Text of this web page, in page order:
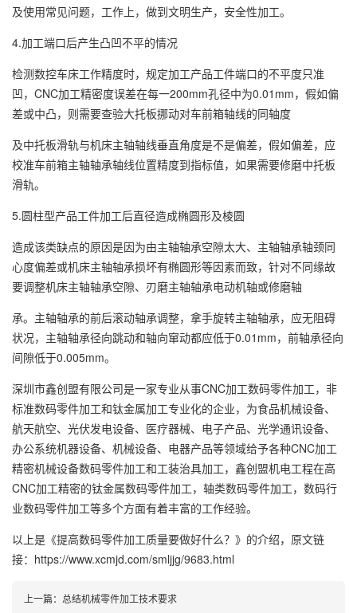
及使用常见问题，工作上，做到文明生产，安全性加工。
4.加工端口后产生凸凹不平的情况
检测数控车床工作精度时，规定加工产品工件端口的不平度只准
凹，CNC加工精密度误差在每一200mm孔径中为0.01mm，假如偏
差或中凸，则需要查验大托板挪动对车前箱轴线的同轴度
及中托板滑轨与机床主轴轴线垂直角度是不是偏差，假如偏差，应
校准车前箱主轴轴承轴线位置精度到指标值，如果需要修磨中托板
滑轨。
5.圆柱型产品工件加工后直径造成椭圆形及棱圆
造成该类缺点的原因是因为由主轴轴承空隙太大、主轴轴承轴颈同
心度偏差或机床主轴轴承损坏有椭圆形等因素而致，针对不同缘故
要调整机床主轴轴承空隙、刃磨主轴轴承电动机轴或修磨轴
承。主轴轴承的前后滚动轴承调整，拿手旋转主轴轴承，应无阻碍
状况，主轴轴承径向跳动和轴向窜动都应低于0.01mm，前轴承径向
间隙低于0.005mm。
深圳市鑫创盟有限公司是一家专业从事CNC加工数码零件加工，非
标准数码零件加工和钛金属加工专业化的企业，为食品机械设备、
航天航空、光伏发电设备、医疗器械、电子产品、光学通讯设备、
办公系统机器设备、机械设备、电器产品等领域给予各种CNC加工
精密机械设备数码零件加工和工装治具加工，鑫创盟机电工程在高
CNC加工精密的钛金属数码零件加工，轴类数码零件加工，数码行
业数码零件加工等多个方面有着丰富的工作经验。
以上是 《提高数码零件加工质量要做好什么？》 的介绍，原文链
接： https://www.xcmjd.com/smljjg/9683.html
上一篇： 总结机械零件加工技术要求